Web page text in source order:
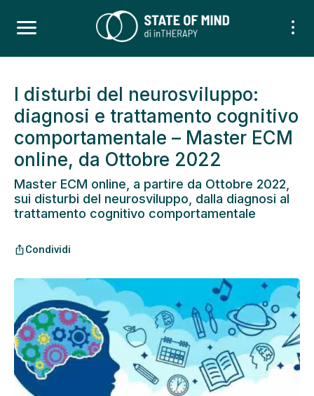
I disturbi del neurosviluppo:
diagnosi e trattamento cognitivo
comportamentale – Master ECM
online, da Ottobre 2022
Master ECM online, a partire da Ottobre 2022,
sui disturbi del neurosviluppo, dalla diagnosi al
trattamento cognitivo comportamentale
ios_shareCondividi